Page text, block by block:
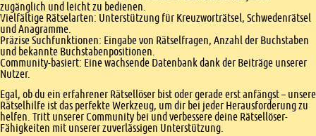
zugänglich und leicht zu bedienen.
Vielfältige Rätselarten: Unterstützung für Kreuzworträtsel, Schwedenrätsel
und Anagramme.
Präzise Suchfunktionen: Eingabe von Rätselfragen, Anzahl der Buchstaben
und bekannte Buchstabenpositionen.
Community-basiert: Eine wachsende Datenbank dank der Beiträge unserer
Nutzer.
Egal, ob du ein erfahrener Rätsellöser bist oder gerade erst anfängst – unsere
Rätselhilfe ist das perfekte Werkzeug, um dir bei jeder Herausforderung zu
helfen. Tritt unserer Community bei und verbessere deine Rätsellöser-
Fähigkeiten mit unserer zuverlässigen Unterstützung.